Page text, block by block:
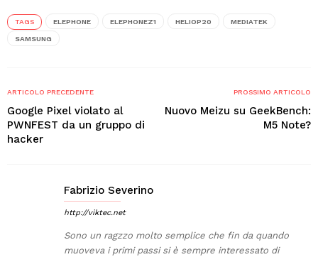
TAGS ELEPHONE ELEPHONEZ1 HELIOP20 MEDIATEK
SAMSUNG
ARTICOLO PRECEDENTE
Google Pixel violato al
PWNFEST da un gruppo di
hacker
PROSSIMO ARTICOLO
Nuovo Meizu su GeekBench:
M5 Note?
Fabrizio Severino
http://viktec.net
Sono un ragzzo molto semplice che fin da quando
muoveva i primi passi si è sempre interessato di